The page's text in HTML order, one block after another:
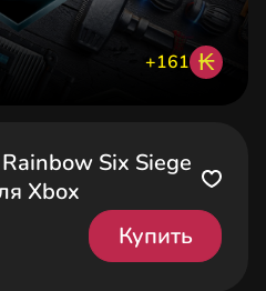
+161 ₭
Six Siege
Xbox
Купить